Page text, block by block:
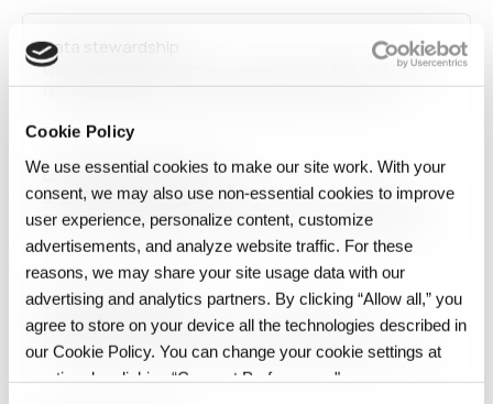
Cookie Policy
We use essential cookies to make our site work. With your
consent, we may also use non‑essential cookies to improve
user experience, personalize content, customize
advertisements, and analyze website traffic. For these
reasons, we may share your site usage data with our
advertising and analytics partners. By clicking “Allow all,” you
agree to store on your device all the technologies described in
our Cookie Policy. You can change your cookie settings at
any time by clicking “Consent Preferences."
Data stewardship
데이터 스튜어드십(Data Stewardship)은 조직의 특정 데이터 자산에
대해 품질·사용·접근을 관리·감독하는 역할과 책임입니다. 데이터
규칙을 유지하고 이슈 해결을 주도합니다. 대규모 조직의 데이터 거버넌스
Local differential privacy
로컬 차등 정보보호(Local Differential Privacy, LDP)는 사용자
디바이스에서 데이터를 중앙 서버로 보내기 전에 노이즈를 추가해 서버조차
원본 데이터를 볼 수 없게 하는 프라이버시 보호 모델입니다.
Apple·Google이 텔레메트리·통계 수집에 실제 적용하며, 중앙 집중
모델보다 강력한 보호를 제공하지만 유용성 확보를 위해 더…
Data dissemination
데이터 보급(Data Dissemination)은 데이터를 내부·외부
이해관계자에게 배포해 활용 가능하게 만드는 활동입니다. 공개 API, 데이터
포털, 구독 서비스, 보고서, 시각화 대시보드 등 다양한 채널이 사용됩니다.
공공 통계, 연구 데이터, 개방 정부 이니셔티브, 상업 데이터